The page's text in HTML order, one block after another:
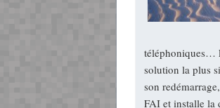
téléphoniques…
solution la plus
son
FAI et installe la